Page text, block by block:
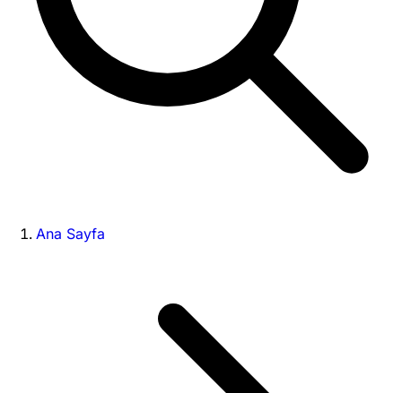
Ana Sayfa